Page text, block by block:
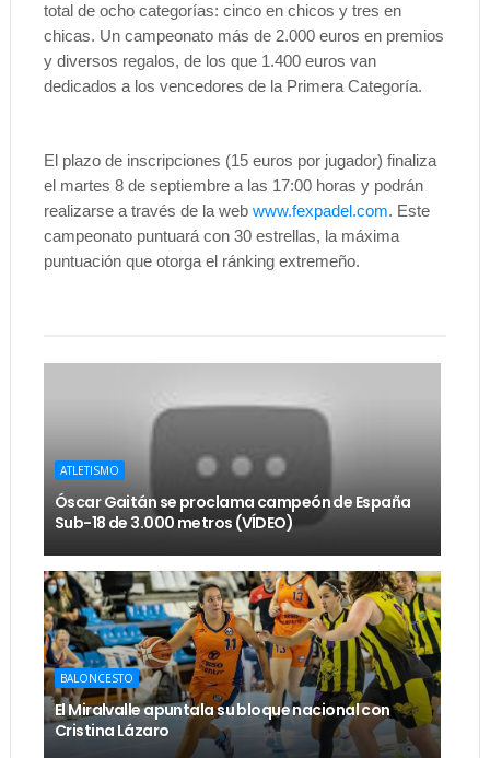
total de ocho categorías: cinco en chicos y tres en
chicas. Un campeonato más de 2.000 euros en premios
y diversos regalos, de los que 1.400 euros van
dedicados a los vencedores de la Primera Categoría.
El plazo de inscripciones (15 euros por jugador) finaliza
el martes 8 de septiembre a las 17:00 horas y podrán
realizarse a través de la web www.fexpadel.com. Este
campeonato puntuará con 30 estrellas, la máxima
puntuación que otorga el ránking extremeño.
ATLETISMO
Óscar Gaitán se proclama campeón de España
Sub-18 de 3.000 metros (VÍDEO)
BALONCESTO
El Miralvalle apuntala su bloque nacional con
Cristina Lázaro